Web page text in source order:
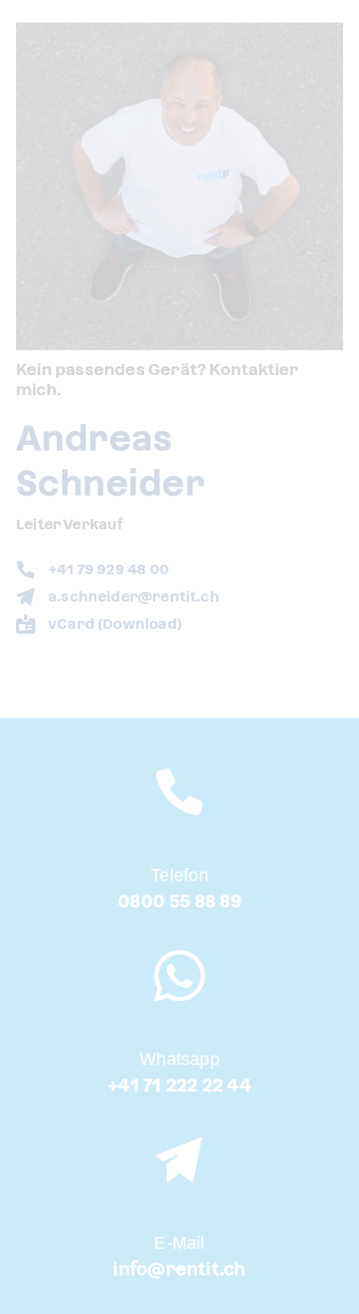
Kein passendes Gerät? Kontaktier
mich.
Andreas
Schneider
Leiter Verkauf
+41 79 929 48 00
a.schneider@rentit.ch
vCard (Download)
Telefon
0800 55 88 89
Whatsapp
+41 71 222 22 44
E-Mail
info@rentit.ch